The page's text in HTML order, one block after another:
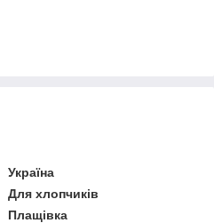
Україна
Для хлопчиків
Плащівка